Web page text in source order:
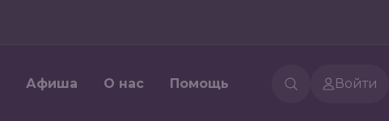
Афиша О нас Помощь Войти